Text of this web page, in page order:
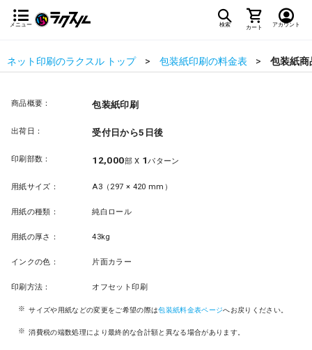
メニュー 検索 カート アカウント
ネット印刷のラクスル トップ 包装紙印刷の料金表 包装紙商
商品概要： 包装紙印刷
出荷日： 受付日から5日後
印刷部数： 12,000部 X 1パターン
用紙サイズ： A3（297 × 420 mm）
用紙の種類： 純白ロール
用紙の厚さ： 43kg
インクの色： 片面カラー
印刷方法： オフセット印刷
サイズや用紙などの変更をご希望の際は包装紙料金表ページへお戻りください。
消費税の端数処理により最終的な合計額と異なる場合があります。